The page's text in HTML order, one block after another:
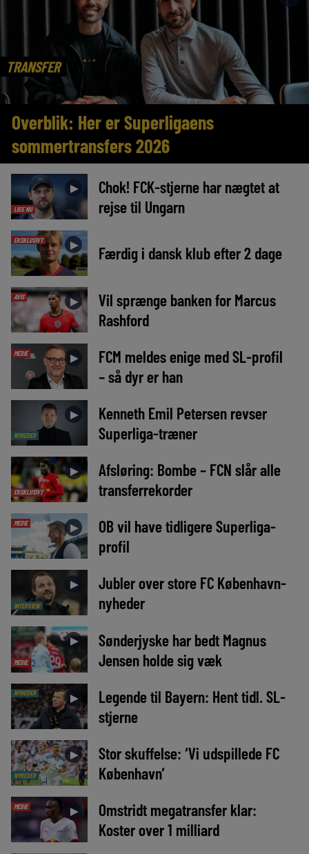
TRANSFER
Overblik: Her er Superligaens
sommertransfers 2026
LIGE NU
►
Chok! FCK-stjerne har nægtet at
rejse til Ungarn
EKSKLUSIVT ► Færdig i dansk klub efter 2 dage
AVIS ►
Vil sprænge banken for Marcus
Rashford
MEDIE ►
FCM meldes enige med SL-profil
– så dyr er han
NYHEDER
►
Kenneth Emil Petersen revser
Superliga-træner
EKSKLUSIVT
►
Afsløring: Bombe – FCN slår alle
transferrekorder
MEDIE ►
OB vil have tidligere Superliga-
profil
INTERVIEW
►
Jubler over store FC København-
nyheder
MEDIE
►
Sønderjyske har bedt Magnus
Jensen holde sig væk
NYHEDER ►
Legende til Bayern: Hent tidl. SL-
stjerne
NYHEDER
►
Stor skuffelse: ‘Vi udspillede FC
København’
MEDIE ►
Omstridt megatransfer klar:
Koster over 1 milliard